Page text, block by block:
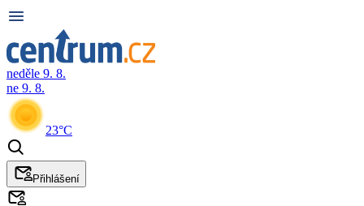
neděle 9. 8.
ne 9. 8.
23°C
Přihlášení